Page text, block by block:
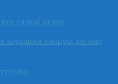
самой цели»
хороший танцор, но ему